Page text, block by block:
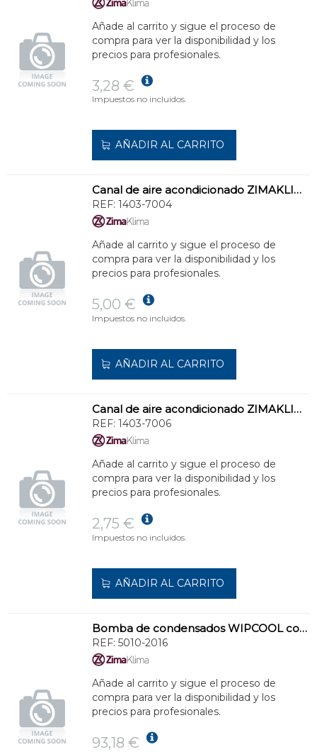
Añade al carrito y sigue el proceso de
compra para ver la disponibilidad y los
precios para profesionales.
3,28 €
Impuestos no incluidos.
AÑADIR AL CARRITO
Canal de aire acondicionado ZIMAKLIMA 1403-7004 modular de uso versátil
REF: 1403-7004
Añade al carrito y sigue el proceso de
compra para ver la disponibilidad y los
precios para profesionales.
5,00 €
Impuestos no incluidos.
AÑADIR AL CARRITO
Canal de aire acondicionado ZIMAKLIMA 1403-7006 de alta capacidad para sistemas múltiples
REF: 1403-7006
Añade al carrito y sigue el proceso de
compra para ver la disponibilidad y los
precios para profesionales.
2,75 €
Impuestos no incluidos.
AÑADIR AL CARRITO
Bomba de condensados WIPCOOL compacta para unidades interiores
REF: 5010-2016
Añade al carrito y sigue el proceso de
compra para ver la disponibilidad y los
precios para profesionales.
93,18 €